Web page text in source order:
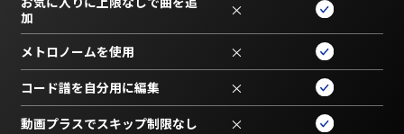
加
×
メトロノームを使用 ×
コード譜を自分用に編集 ×
動画プラスでスキップ制限なし ×